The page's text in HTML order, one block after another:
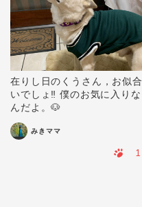
在りし日のくうさん，お似合
いでしょ‼️ 僕のお気に入りな
んだよ。🐶
みきママ
1